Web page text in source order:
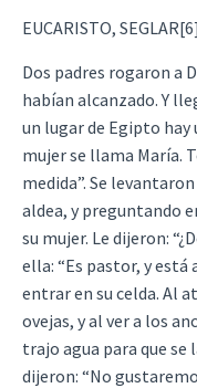
EUCARISTO, SEGLAR[6]
Dos padres rogaron a
habían alcanzado. Y
un lugar de Egipto hay
mujer se llama María.
medida”. Se
aldea, y preguntando
su mujer. Le dijeron:
ella: “Es pastor, y está
entrar en su celda. Al
ovejas, y al ver a los
trajo agua para que se
dijeron: “No